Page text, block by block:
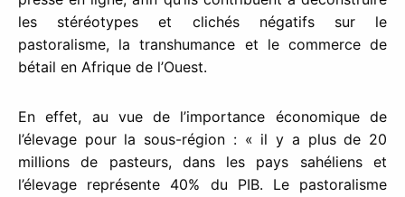
les stéréotypes et clichés négatifs sur le
pastoralisme, la transhumance et le commerce de
bétail en Afrique de l’Ouest.
En effet, au vue de l’importance économique de
l’élevage pour la sous-région : « il y a plus de 20
millions de pasteurs, dans les pays sahéliens et
l’élevage représente 40% du PIB. Le pastoralisme